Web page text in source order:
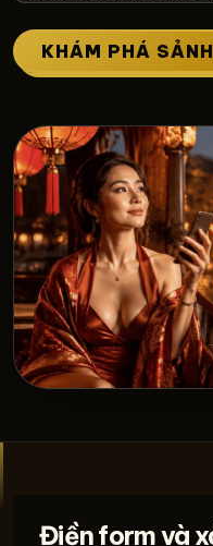
KHÁM PHÁ SẢNH
Điền form và